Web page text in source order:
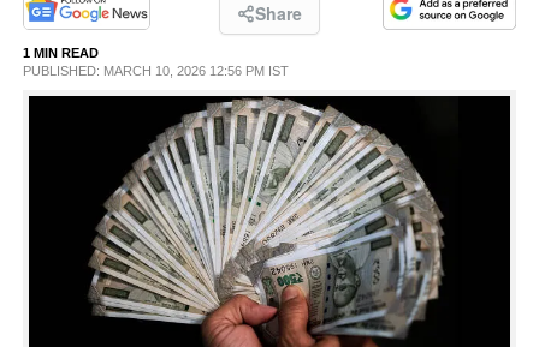
PHOTOS
LIFESTYLE
Share
1 MIN READ
PUBLISHED: MARCH 10, 2026 12:56 PM IST